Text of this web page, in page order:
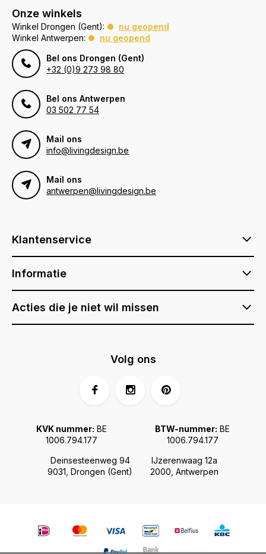
Onze winkels
Winkel Drongen (Gent):
nu geopend
Winkel Antwerpen:
nu geopend
Bel ons Drongen (Gent)
+32 (0)9 273 98 80
Bel ons Antwerpen
03 502 77 54
Mail ons
info@livingdesign.be
Mail ons
antwerpen@livingdesign.be
Klantenservice
Informatie
Acties die je niet wil missen
Deinsesteenweg 94
9031, Drongen (Gent)
IJzerenwaag 12a
2000, Antwerpen
KVK nummer: BE
1006.794.177
BTW-nummer: BE
1006.794.177
Volg ons